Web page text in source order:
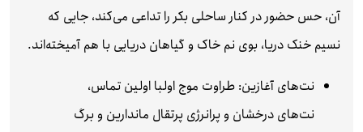
آن، حس حضور در کنار ساحلی بکر را تداعی می‌کند، جایی که
نسیم خنک دریا، بوی نم خاک و گیاهان دریایی با هم آمیخته‌اند.
نت‌های آغازین: طراوت موج اولبا اولین تماس،
نت‌های درخشان و پرانرژی پرتقال ماندارین و برگ